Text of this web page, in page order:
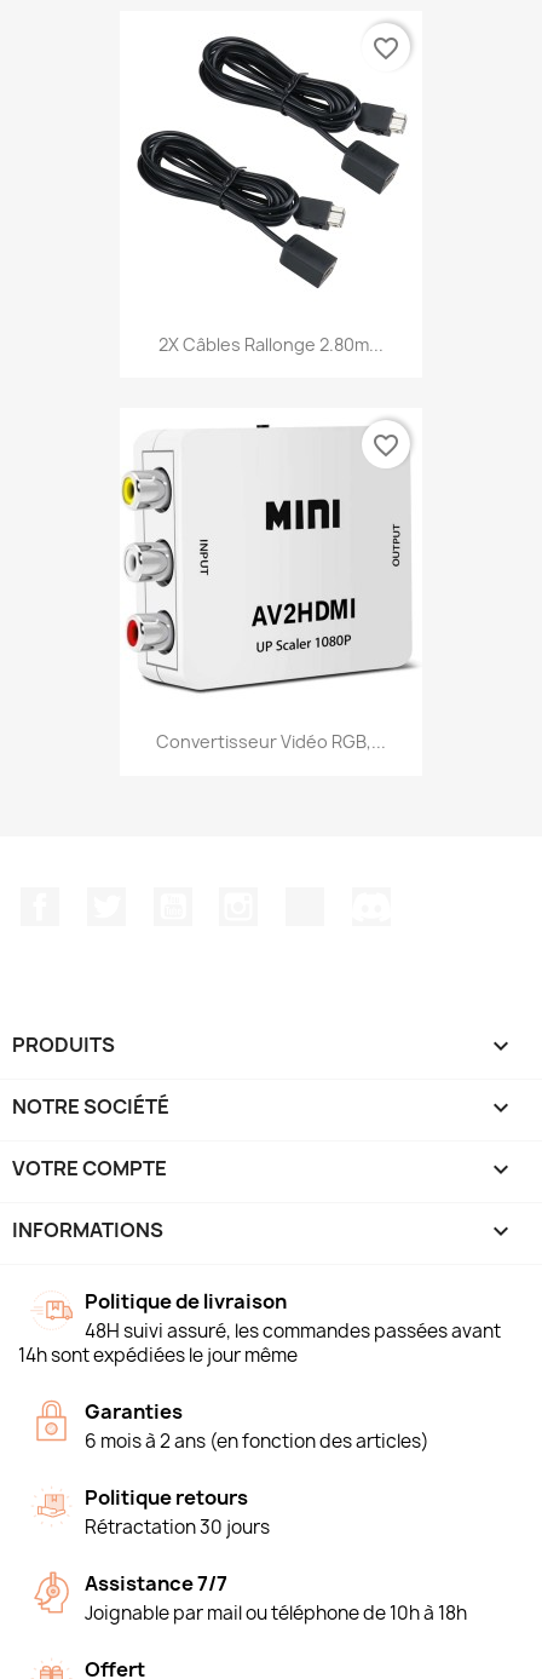
2X Câbles Rallonge 2.80m...
favorite_border
Convertisseur Vidéo RGB,...
favorite_border
PRODUITS 
NOTRE SOCIÉTÉ 
VOTRE COMPTE 
INFORMATIONS keyboard_arrow_down
Politique de livraison
48H suivi assuré, les commandes passées avant
14h sont expédiées le jour même
Garanties
6 mois à 2 ans (en fonction des articles)
Politique retours
Rétractation 30 jours
Assistance 7/7
Joignable par mail ou téléphone de 10h à 18h
Offert